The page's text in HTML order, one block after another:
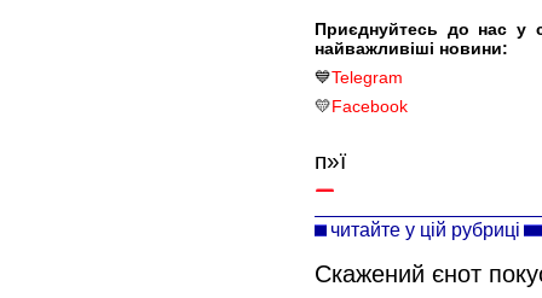
Приєднуйтесь до нас у
найважливіші новини:
💙Telegram
💛Facebook
п»ї
читайте у цій рубриці
Скажений єнот